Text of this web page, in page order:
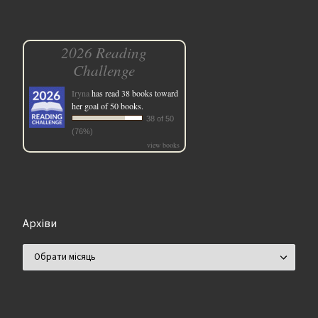
2026 Reading
Challenge
Irynahas read 38 books toward
her goal of 50 books.
38 of 50
(76%)
view books
Архіви